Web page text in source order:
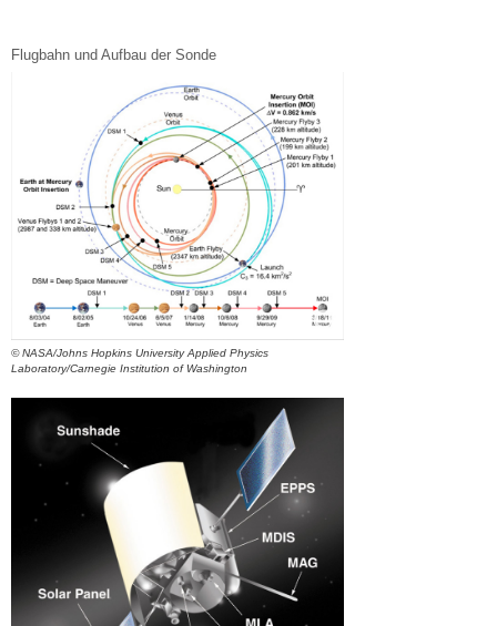
Flugbahn und Aufbau der Sonde
© NASA/Johns Hopkins University Applied Physics
Laboratory/Carnegie Institution of Washington